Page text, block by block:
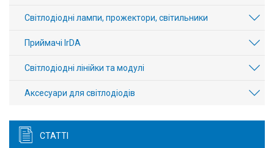
Світлодіодні лампи, прожектори, світильники
Приймачі IrDA
Світлодіодні лінійки та модулі
Аксесуари для світлодіодів
СТАТТІ